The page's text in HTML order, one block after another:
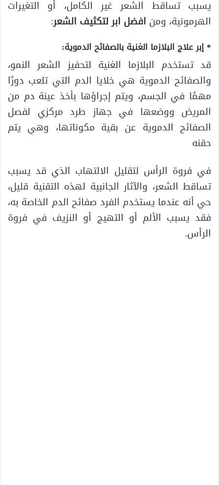
يسبب تساقط الشعر غير الكامل، أو التغيرات
الهرمونية، ومن افضل ابر لتكثيف الشعر:
* إبر علاج البلازما الغنية بالصفائح الدموية:
قد تستخدم البلازما الغنية لتحفيز الشعر النمو،
والصفائح الدموية هي خلايا الدم التي تلعب دورًا
مهمًا في الجسم، ويتم إجراؤها بأخذ عينة دم من
المريض ووضعها في جهاز طرد مركزي لفصل
الصفائح الدموية عن بقية مكوناتها، وهي يتم
حقنه
في فروة الرأس لتقليل الالتهاب الذي قد يسبب
تساقط الشعر، والآثار الجانبية لهذه التقنية قليل،
حي أنه عندما يستخدم الفرد صفائح الدم الخاصة به،
فقد يسبب الألم أو التهيج أو النزيف في فروة
الرأس.